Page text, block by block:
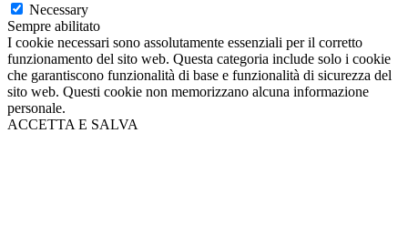
Necessary
Sempre abilitato
I cookie necessari sono assolutamente essenziali per il corretto
funzionamento del sito web. Questa categoria include solo i cookie
che garantiscono funzionalità di base e funzionalità di sicurezza del
sito web. Questi cookie non memorizzano alcuna informazione
personale.
ACCETTA E SALVA